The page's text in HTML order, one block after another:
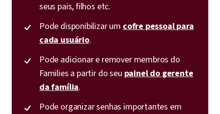
seus pais, filhos etc.
Pode disponibilizar umcofre pessoal para
cada usuário.
Pode adicionar e remover membros do
Families a partir do seu painel do gerente
da família.
Pode organizar senhas importantes em